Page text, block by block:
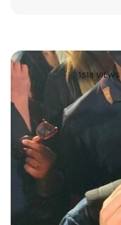
1518 VIEWS